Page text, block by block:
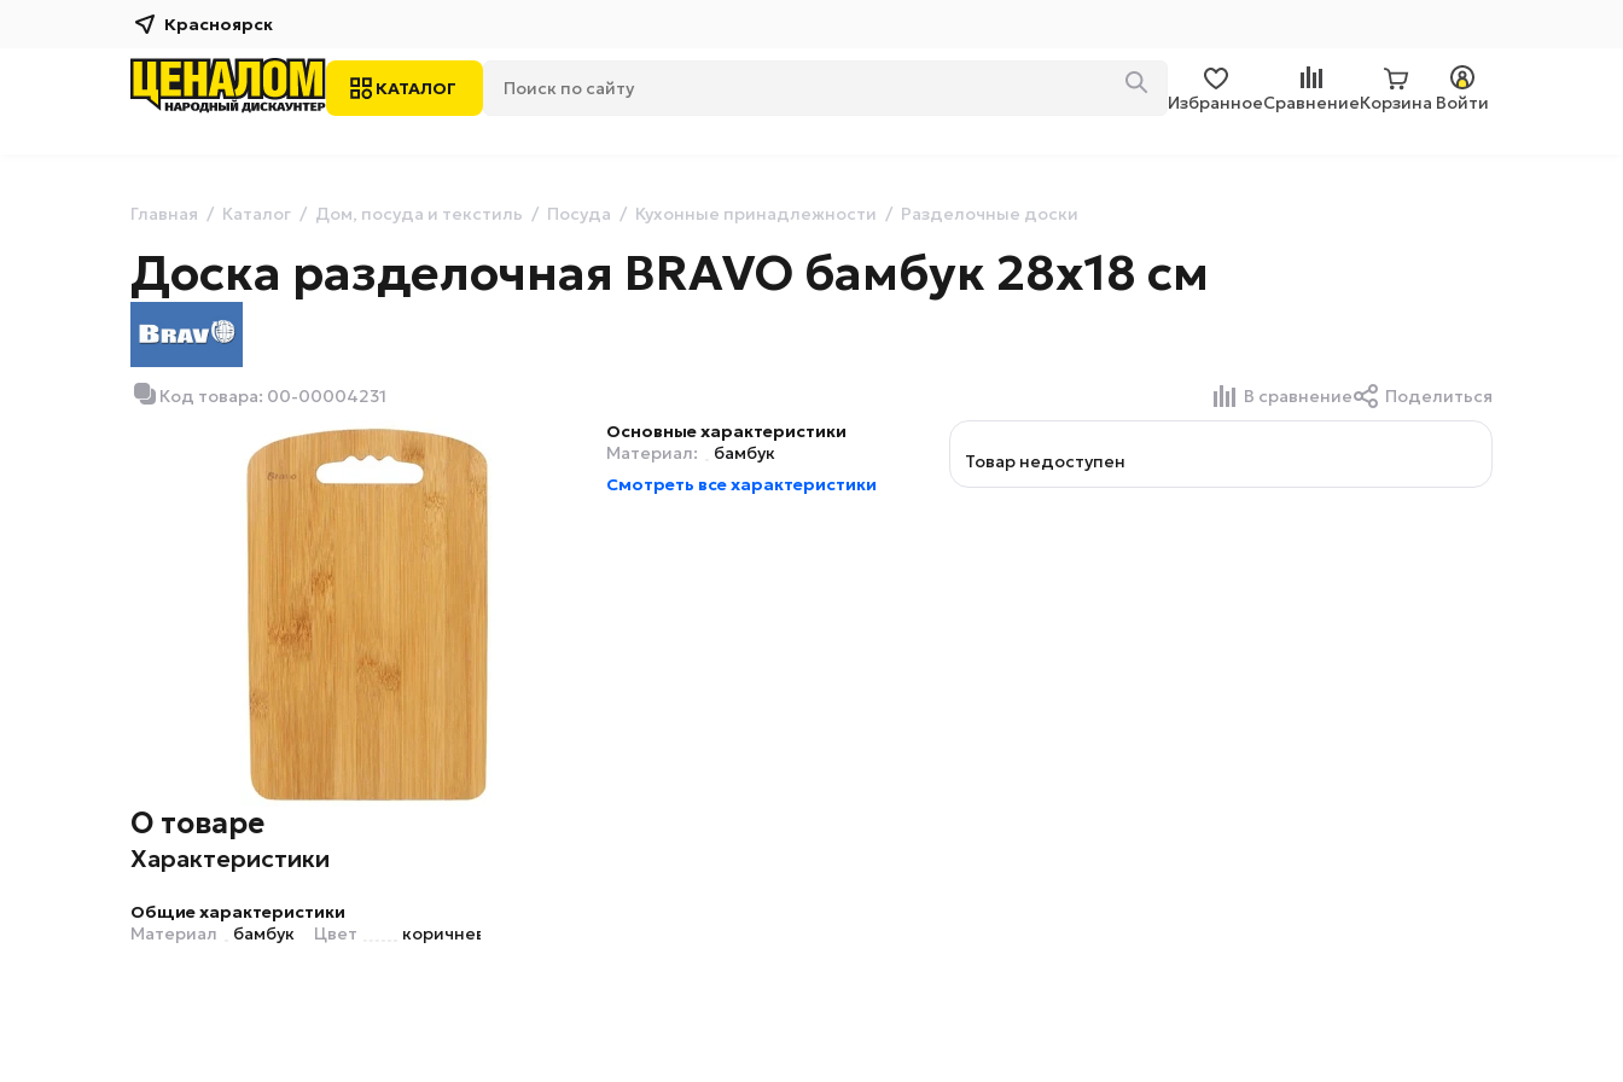
Красноярск
КАТАЛОГ
ИзбранноеСравнениеКорзина Войти
Главная Каталог Дом, посуда и текстиль Посуда Кухонные принадлежности Разделочные доски
Доска разделочная BRAVO бамбук 28х18 см
Код товара: 00-00004231 В сравнение
Поделиться
Основные характеристики
Материал:
бамбук
Смотреть все характеристики
Товар недоступен
О товаре
Характеристики
Общие характеристики
Материал
бамбук Цвет коричневый